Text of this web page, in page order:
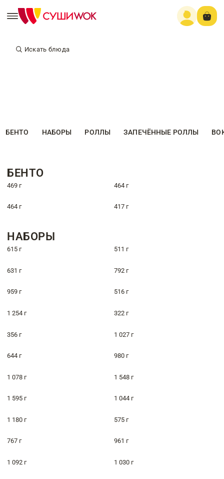
Искать блюда
БЕНТО НАБОРЫ РОЛЛЫ ЗАПЕЧЁННЫЕ РОЛЛЫ
БЕНТО
469 г 464 г
464 г 417 г
НАБОРЫ
615 г 511 г
631 г 792 г
959 г 516 г
1 254 г 322 г
356 г 1 027 г
644 г 980 г
1 078 г 1 548 г
1 595 г 1 044 г
1 180 г 575 г
767 г 961 г
1 092 г 1 030 г